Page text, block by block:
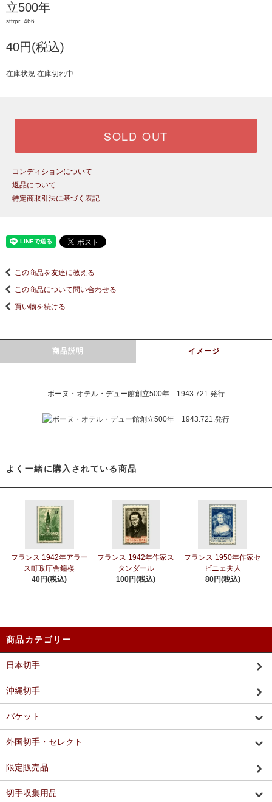
立500年
stfrpr_466
40円(税込)
在庫状況 在庫切れ中
SOLD OUT
コンディションについて
返品について
特定商取引法に基づく表記
この商品を友達に教える
この商品について問い合わせる
買い物を続ける
商品説明 イメージ
ボーヌ・オテル・デュー館創立500年 1943.721.発行
よく一緒に購入されている商品
フランス 1942年アラー
ス町政庁舎鐘楼
40円(税込)
フランス 1942年作家ス
タンダール
100円(税込)
フランス 1950年作家セ
ビニェ夫人
80円(税込)
商品カテゴリー
日本切手
沖縄切手
パケット
外国切手・セレクト
限定販売品
切手収集用品